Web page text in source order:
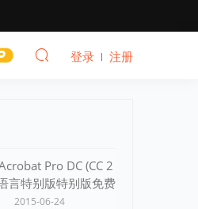
登录 注册
Pro DC (CC 2
言特别版特别版免费
2015-06-24